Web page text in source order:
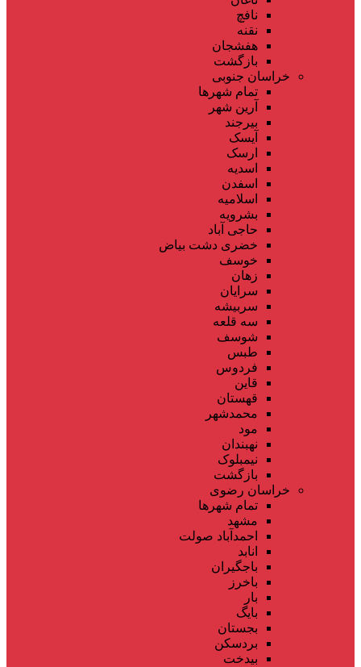
نافچ
نقنه
هفشجان
بازگشت
خراسان جنوبی
تمام شهر‌ها
آرین شهر
بیرجند
آیسک
ارسک
اسدیه
اسفدن
اسلامیه
بشرویه
حاجی آباد
خضری دشت بیاض
خوسف
زهان
سرایان
سربیشه
سه قلعه
شوسف
طبس
فردوس
قاین
قهستان
محمدشهر
مود
نهبندان
نیمبلوک
بازگشت
خراسان رضوی
تمام شهر‌ها
مشهد
احمدآباد صولت
انابد
باجگیران
باخرز
بار
بایگ
بجستان
بردسکن
بیدخت